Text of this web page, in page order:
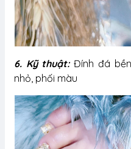
6. Kỹ thuật:Đính đá
nhỏ, phối màu